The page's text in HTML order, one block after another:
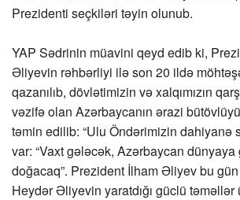
Prezidenti seçkiləri təyin olunub.
YAP Sədrinin müavini qeyd edib ki,
Əliyevin rəhbərliyi ilə son 20 ildə
qazanılıb, dövlətimizin və xalqımızın
vəzifə olan Azərbaycanın ərazi
təmin edilib: “Ulu Öndərimizin dahiyanə
var: “Vaxt gələcək, Azərbaycan
doğacaq”. Prezident İlham Əliyev bu
Heydər Əliyevin yaratdığı güclü təməllər